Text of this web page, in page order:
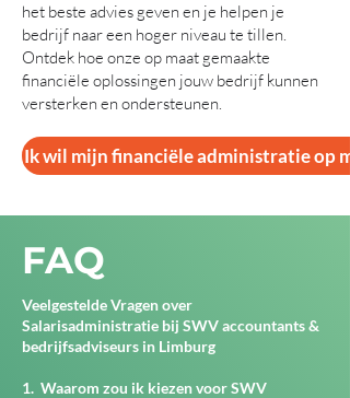
het beste advies geven en je helpen je
bedrijf naar een hoger niveau te tillen.
Ontdek hoe onze op maat gemaakte
financiële oplossingen jouw bedrijf kunnen
versterken en ondersteunen.
Ik wil mijn financiële administratie op
FAQ
Veelgestelde Vragen over
Salarisadministratie bij SWV accountants &
bedrijfsadviseurs in Limburg
1. Waarom zou ik kiezen voor SWV